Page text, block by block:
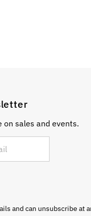
sales and events.
and can unsubscribe at